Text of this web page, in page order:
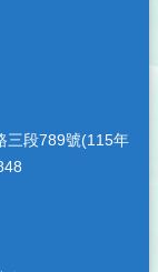
三段789號(115年